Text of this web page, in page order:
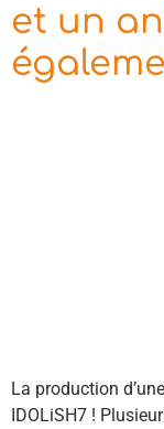
et un
La production
IDOLiSH7 !